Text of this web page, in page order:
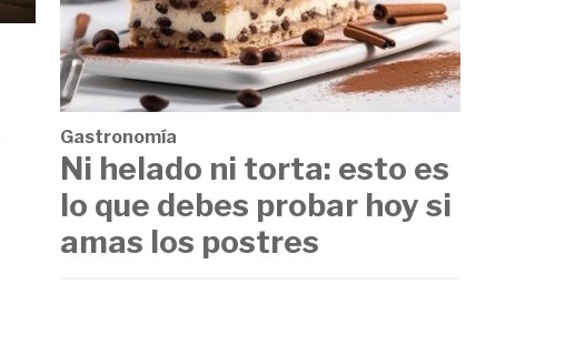
Gastronomía
Ni helado ni torta: esto es
lo que debes probar hoy si
amas los postres